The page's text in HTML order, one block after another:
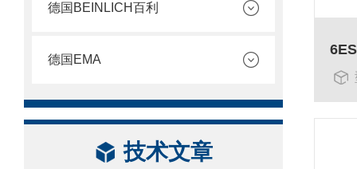
德国BEINLICH百利
德国EMA
技术文章